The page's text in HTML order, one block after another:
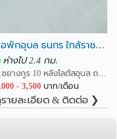
หอพักอุบล ธนกร ใกล้ราชภัฎ,โลตัส,ห้างสุนีย์,อัสสัมชัญ
ห่างไป 2.4 กม.
- 3,500 บาท/เดือน
ายละเอียด & ติดต่อ ❯